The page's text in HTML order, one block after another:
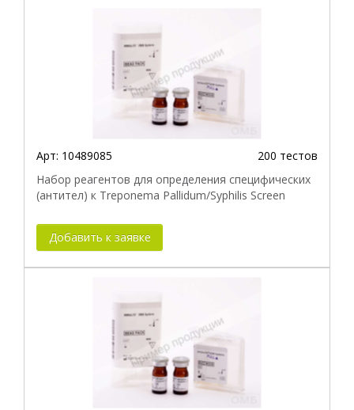
Арт: 10489085
200 тестов
Набор реагентов для определения специфических
(антител) к Treponema Pallidum/Syphilis Screen
Добавить к заявке